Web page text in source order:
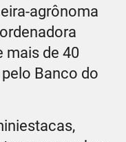
agrônoma
mais de 40
Banco do